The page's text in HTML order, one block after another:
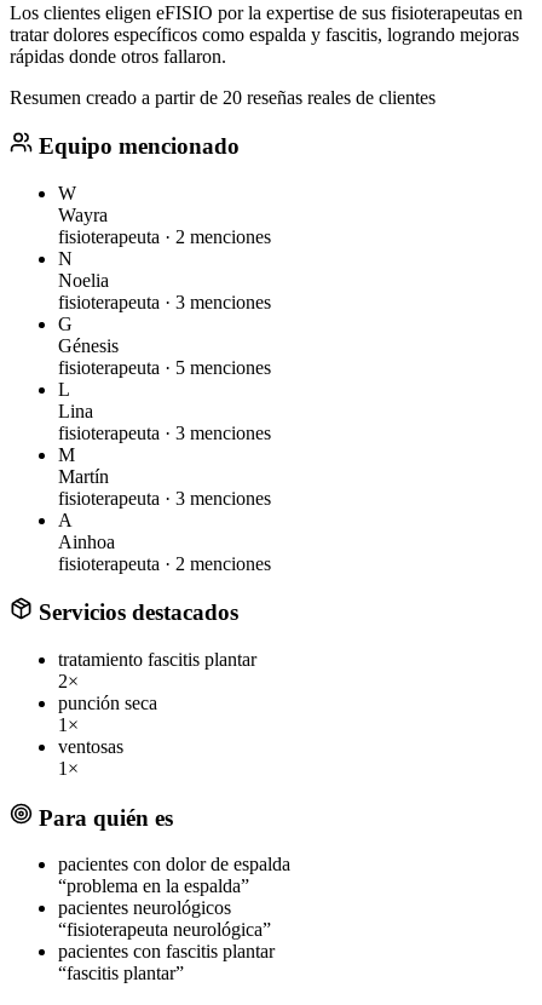
Los clientes eligen eFISIO por la expertise de sus fisioterapeutas en
tratar dolores específicos como espalda y fascitis, logrando mejoras
rápidas donde otros fallaron.
Resumen creado a partir de 20 reseñas reales de clientes
Equipo mencionado
W
Wayra
fisioterapeuta · 2 menciones
N
Noelia
fisioterapeuta · 3 menciones
G
Génesis
fisioterapeuta · 5 menciones
L
Lina
fisioterapeuta · 3 menciones
M
Martín
fisioterapeuta · 3 menciones
A
Ainhoa
fisioterapeuta · 2 menciones
Servicios destacados
tratamiento fascitis plantar
2×
punción seca
1×
ventosas
1×
Para quién es
pacientes con dolor de espalda
“problema en la espalda”
pacientes neurológicos
“fisioterapeuta neurológica”
pacientes con fascitis plantar
“fascitis plantar”